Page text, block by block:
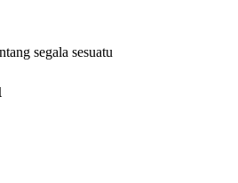
segala sesuatu